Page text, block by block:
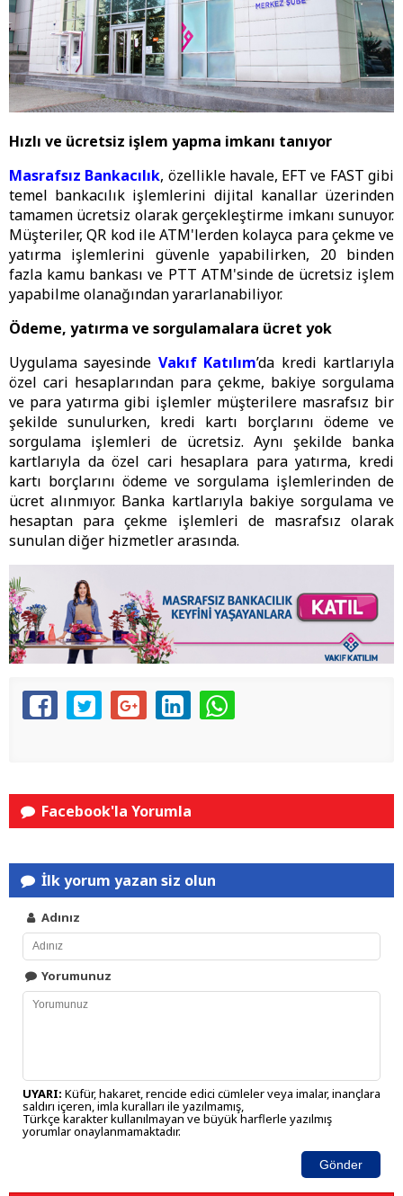
Hızlı ve ücretsiz işlem yapma imkanı tanıyor
Masrafsız Bankacılık, özellikle havale, EFT ve FAST gibi
temel bankacılık işlemlerini dijital kanallar üzerinden
tamamen ücretsiz olarak gerçekleştirme imkanı sunuyor.
Müşteriler, QR kod ile ATM'lerden kolayca para çekme ve
yatırma işlemlerini güvenle yapabilirken, 20 binden
fazla kamu bankası ve PTT ATM'sinde de ücretsiz işlem
yapabilme olanağından yararlanabiliyor.
Ödeme, yatırma ve sorgulamalara ücret yok
Uygulama sayesinde Vakıf Katılım’da kredi kartlarıyla
özel cari hesaplarından para çekme, bakiye sorgulama
ve para yatırma gibi işlemler müşterilere masrafsız bir
şekilde sunulurken, kredi kartı borçlarını ödeme ve
sorgulama işlemleri de ücretsiz. Aynı şekilde banka
kartlarıyla da özel cari hesaplara para yatırma, kredi
kartı borçlarını ödeme ve sorgulama işlemlerinden de
ücret alınmıyor. Banka kartlarıyla bakiye sorgulama ve
hesaptan para çekme işlemleri de masrafsız olarak
sunulan diğer hizmetler arasında.
Facebook'la Yorumla
İlk yorum yazan siz olun
Adınız
Yorumunuz
UYARI: Küfür, hakaret, rencide edici cümleler veya imalar, inançlara
saldırı içeren, imla kuralları ile yazılmamış,
Türkçe karakter kullanılmayan ve büyük harflerle yazılmış
yorumlar onaylanmamaktadır.
Gönder